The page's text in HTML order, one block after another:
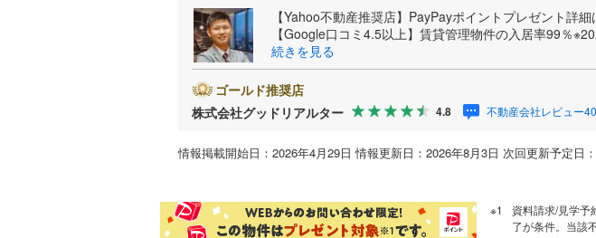
【Yahoo不動産推奨店】PayPayポイントプレゼント詳
【Google口コミ4.5以上】賃貸管理物件の入居率99％
続きを見る
ゴールド推奨店
株式会社グッドリアルター
4.8 不動産会社レビュー
情報掲載開始日：2026年4月29日 情報更新日：2026年8月3日 次回更新予定日
資料請求/見学予
了が条件。当該